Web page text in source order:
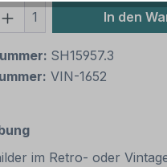
Anzahl: Gib den
1 In den
SH15957.3
VIN-1652
im Retro- oder